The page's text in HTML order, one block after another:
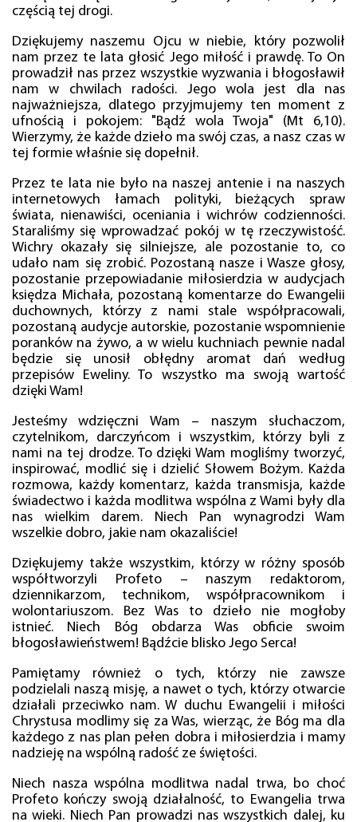
częścią tej drogi.
Dziękujemy naszemu Ojcu w niebie, który pozwolił
nam przez te lata głosić Jego miłość i prawdę. To On
prowadził nas przez wszystkie wyzwania i błogosławił
nam w chwilach radości. Jego wola jest dla nas
najważniejsza, dlatego przyjmujemy ten moment z
ufnością i pokojem: "Bądź wola Twoja" (Mt 6,10).
Wierzymy, że każde dzieło ma swój czas, a nasz czas w
tej formie właśnie się dopełnił.
Przez te lata nie było na naszej antenie i na naszych
internetowych łamach polityki, bieżących spraw
świata, nienawiści, oceniania i wichrów codzienności.
Staraliśmy się wprowadzać pokój w tę rzeczywistość.
Wichry okazały się silniejsze, ale pozostanie to, co
udało nam się zrobić. Pozostaną nasze i Wasze głosy,
pozostanie przepowiadanie miłosierdzia w audycjach
księdza Michała, pozostaną komentarze do Ewangelii
duchownych, którzy z nami stale współpracowali,
pozostaną audycje autorskie, pozostanie wspomnienie
poranków na żywo, a w wielu kuchniach pewnie nadal
będzie się unosił obłędny aromat dań według
przepisów Eweliny. To wszystko ma swoją wartość
dzięki Wam!
Jesteśmy wdzięczni Wam – naszym słuchaczom,
czytelnikom, darczyńcom i wszystkim, którzy byli z
nami na tej drodze. To dzięki Wam mogliśmy tworzyć,
inspirować, modlić się i dzielić Słowem Bożym. Każda
rozmowa, każdy komentarz, każda transmisja, każde
świadectwo i każda modlitwa wspólna z Wami były dla
nas wielkim darem. Niech Pan wynagrodzi Wam
wszelkie dobro, jakie nam okazaliście!
Dziękujemy także wszystkim, którzy w różny sposób
współtworzyli Profeto – naszym redaktorom,
dziennikarzom, technikom, współpracownikom i
wolontariuszom. Bez Was to dzieło nie mogłoby
istnieć. Niech Bóg obdarza Was obficie swoim
błogosławieństwem! Bądźcie blisko Jego Serca!
Pamiętamy również o tych, którzy nie zawsze
podzielali naszą misję, a nawet o tych, którzy otwarcie
działali przeciwko nam. W duchu Ewangelii i miłości
Chrystusa modlimy się za Was, wierząc, że Bóg ma dla
każdego z nas plan pełen dobra i miłosierdzia i mamy
nadzieję na wspólną radość ze świętości.
Niech nasza wspólna modlitwa nadal trwa, bo choć
Profeto kończy swoją działalność, to Ewangelia trwa
na wieki. Niech Pan prowadzi nas wszystkich dalej, ku